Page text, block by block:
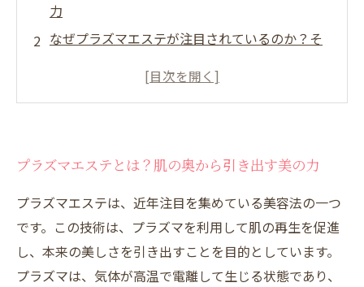
力
なぜプラズマエステが注目されているのか？そ
施術の流れ：プラズマエステの体験レポート
あなたの肌にぴったりのプラズマエステを見つ
けよう
プラズマエステを受けた後のアフターケアの重
要性
美しさを保つために：プラズマエステの定期的
プラズマエステとは？肌の奥から引き出す美の力
プラズマエステは、近年注目を集めている美容法の一つ
です。この技術は、プラズマを利用して肌の再生を促進
し、本来の美しさを引き出すことを目的としています。
プラズマは、気体が高温で電離して生じる状態であり、